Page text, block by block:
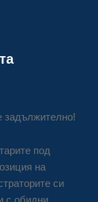
задължително!
под
на
си
с обидни